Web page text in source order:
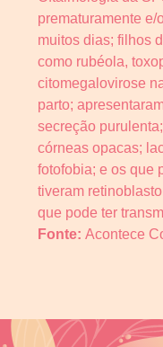
prematuramente
muitos dias; filhos
como rubéola,
citomegalovirose
parto;
secreção
córneas opacas;
fotofobia; e os que
tiveram
que pode ter
Fonte: Acontece